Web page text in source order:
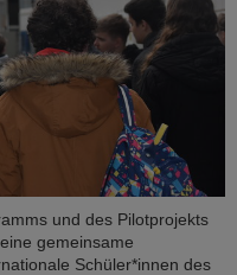
und des Pilotprojekts
gemeinsame
Schüler*innen des